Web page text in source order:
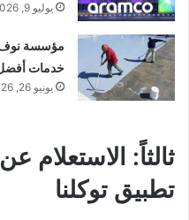
يوليو 9, 2026
مؤسسة نوف
خدمات
يونيو 26, 2026
ثالثاً: الاستعلام
تطبيق توكلنا